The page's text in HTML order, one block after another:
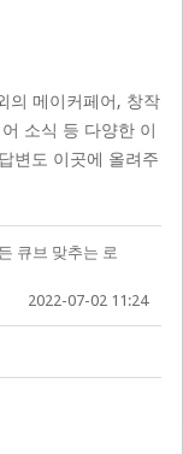
의 메이커페어, 창작
소식 등 다양한 이
변도 이곳에 올려주
큐브 맞추는 로
2022-07-02 11:24